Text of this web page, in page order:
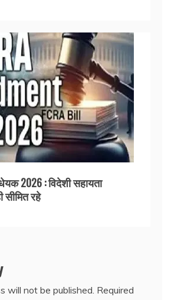
2026 : विदेशी सहायता
रहे
will not be published. Required